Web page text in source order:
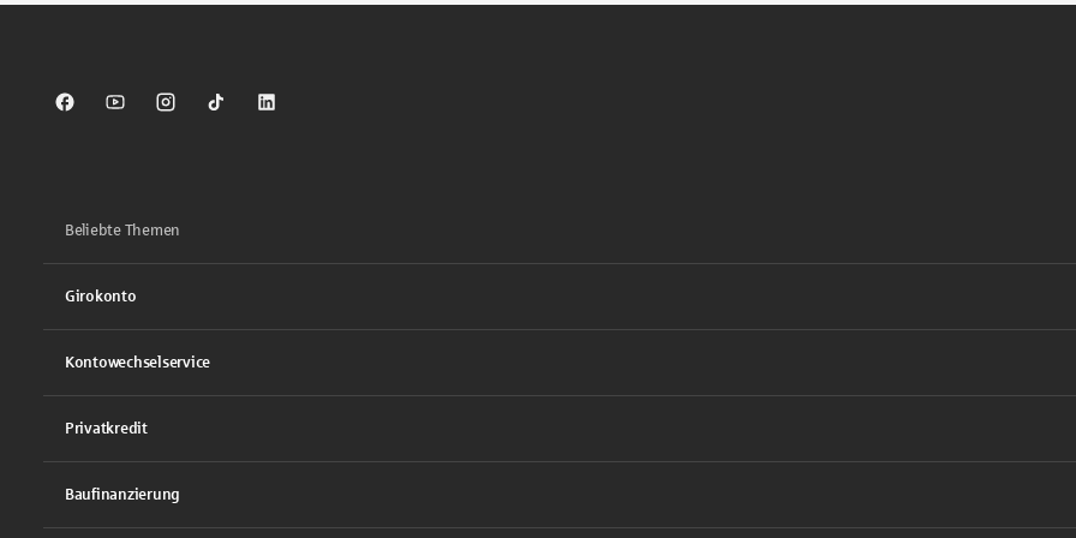
Sparkasse auf Facebook
Sparkasse auf Youtube
Sparkasse auf Instagram
Sparkasse auf TikTok
Sparkasse auf LinkedIn
Beliebte Themen
Girokonto
Kontowechselservice
Privatkredit
Baufinanzierung